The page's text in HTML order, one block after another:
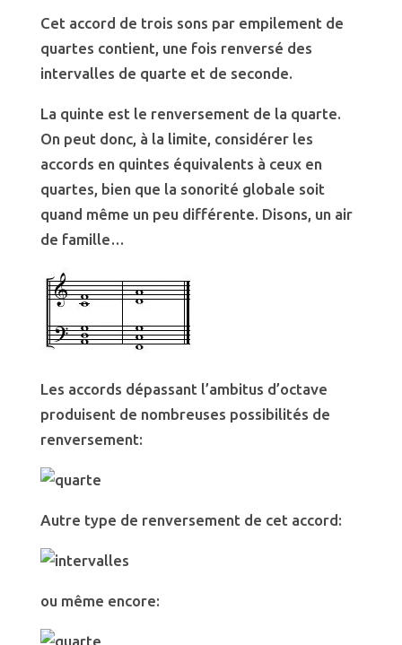
Cet accord de trois sons par empilement de
quartes contient, une fois renversé des
intervalles de quarte et de seconde.
La quinte est le renversement de la quarte.
On peut donc, à la limite, considérer les
accords en quintes équivalents à ceux en
quartes, bien que la sonorité globale soit
quand même un peu différente. Disons, un air
de famille…
Les accords dépassant l’ambitus d’octave
produisent de nombreuses possibilités de
renversement:
Autre type de renversement de cet accord:
ou même encore: